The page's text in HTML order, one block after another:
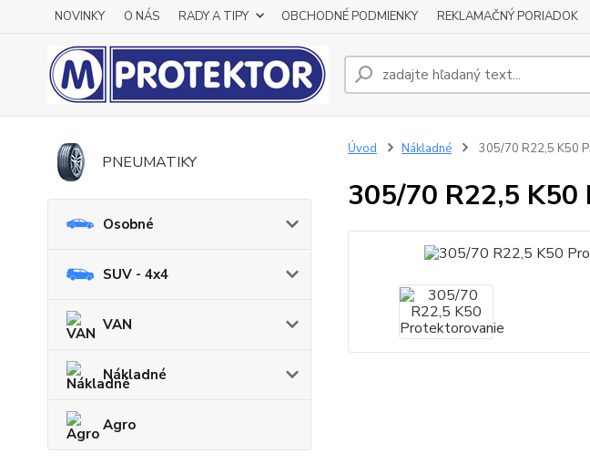
NOVINKY O NÁS RADY A TIPY OBCHODNÉ PODMIENKY REKLAMAČNÝ PORIADOK
PNEUMATIKY
Osobné
SUV - 4x4
VAN
Nákladné
Agro
Úvod Nákladné 305/70 R22,5 K50
305/70 R22,5